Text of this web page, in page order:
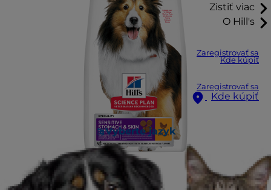
Zistiť viac
O Hill's
Zaregistrovať sa
Kde kúpiť
Zaregistrovať sa
Kde kúpiť
Vyberte jazyk